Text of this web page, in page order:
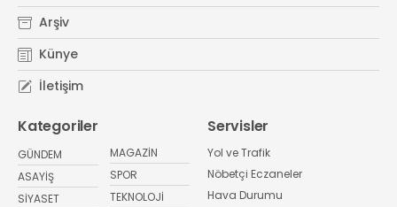
Arşiv
Künye
İletişim
Kategoriler
GÜNDEM
ASAYİŞ
SİYASET
MAGAZİN
SPOR
TEKNOLOJİ
Servisler
Yol ve Trafik
Nöbetçi Eczaneler
Hava Durumu